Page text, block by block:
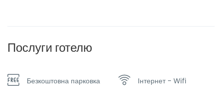
Послуги готелю
Безкоштовна парковка Інтернет - Wifi